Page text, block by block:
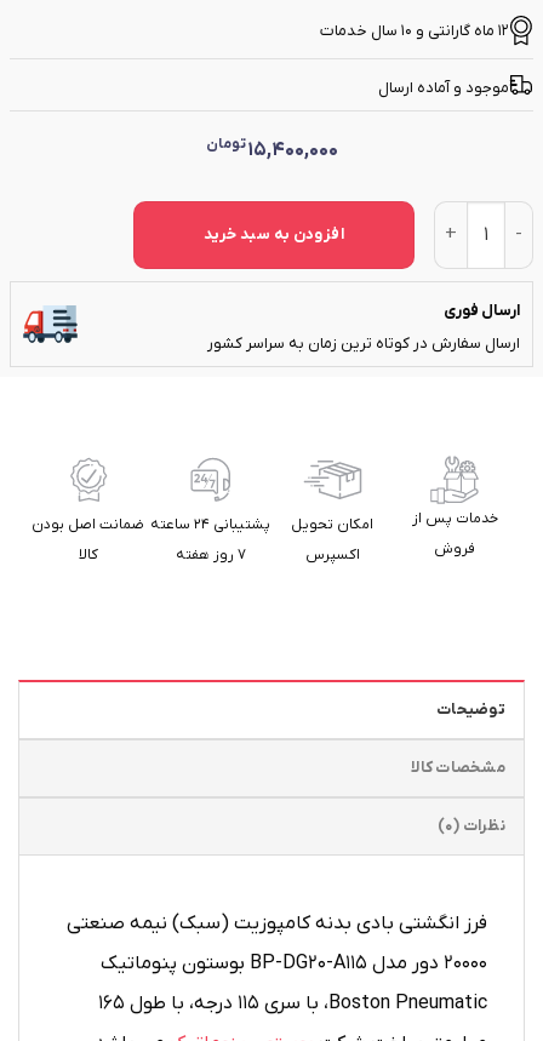
12 ماه گارانتی و 10 سال خدمات
موجود و آماده ارسال
15,400,000تومان
فرز انگشتی بادی ۲0۰۰۰ دور سرکج 115 درجه BP-DG20A115 بوستون پنوماتیک عدد
افزودن به سبد خرید
ارسال فوری
ارسال سفارش در کوتاه ترین زمان به سراسر کشور
خدمات پس از
فروش
امکان تحویل
اکسپرس
پشتیبانی ۲۴ ساعته
۷ روز هفته
ضمانت اصل بودن
کالا
توضیحات
مشخصات کالا
نظرات (0)
فرز انگشتی بادی بدنه کامپوزیت (سبک) نیمه صنعتی
۲۰۰۰۰ دور مدل BP-DG20-A115 بوستون پنوماتیک
Boston Pneumatic، با سری ۱۱۵ درجه، با طول ۱۶۵